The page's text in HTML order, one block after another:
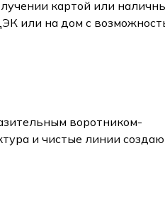
картой или
или на дом с
воротником-
и чистые линии